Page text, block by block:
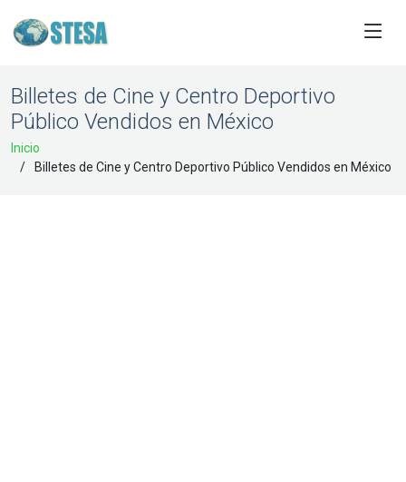
Billetes de Cine y Centro Deportivo
Público Vendidos en México
Inicio
Billetes de Cine y Centro Deportivo Público Vendidos en México